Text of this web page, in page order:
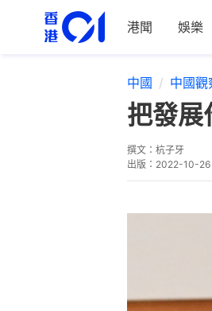
港聞 娛樂
中國 中國觀
把發
撰文： 杭子牙
出版： 2022-10-26